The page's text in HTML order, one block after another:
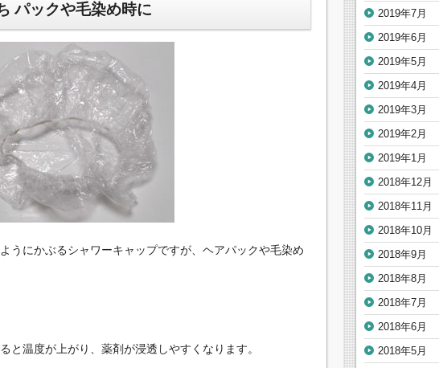
パックや毛染め時に
うにかぶるシャワーキャップですが、ヘアパックや毛染め
と温度が上がり、薬剤が浸透しやすくなります。
2019年7月
2019年6月
2019年5月
2019年4月
2019年3月
2019年2月
2019年1月
2018年12月
2018年11月
2018年10月
2018年9月
2018年8月
2018年7月
2018年6月
2018年5月